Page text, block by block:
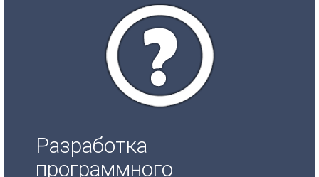
Разработка
программного